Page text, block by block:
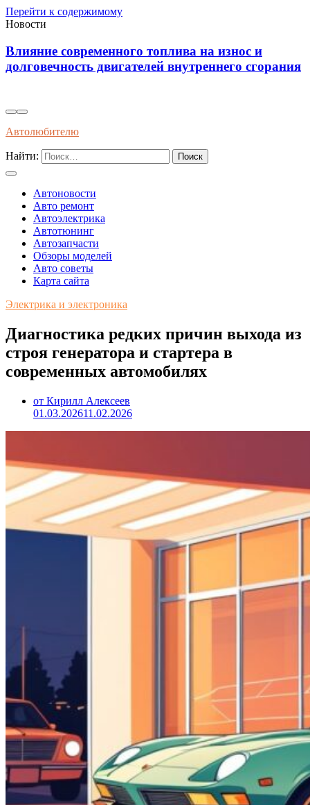
Перейти к содержимому
Новости
Диагностика износостойкости тормозных
колодок через вибрационные и температурные
Автолюбителю
Найти:
Автоновости
Авто ремонт
Автоэлектрика
Автотюнинг
Автозапчасти
Обзоры моделей
Авто советы
Карта сайта
Электрика и электроника
Диагностика редких причин выхода из
строя генератора и стартера в
современных автомобилях
от Кирилл Алексеев
01.03.202611.02.2026